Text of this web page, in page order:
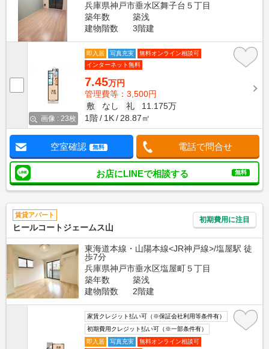
兵庫県神戸市垂水区舞子台５丁目
築年数
築浅
建物階数
3階建
画像 : 23枚
即入居 写真充実
無料オンライン相談可
インターネット無料
7.45万円
管理費等：3,500円
敷
なし 礼
11.175万
1階
1K 28.87㎡
空室確認 無料 電話で問合せ
お店にLINEで相談する 無料
賃貸アパート
ヒールコートジェームス山
初期費用に注目
東海道本線・山陽本線<JR神戸線>/塩屋駅 徒
歩7分
兵庫県神戸市垂水区塩屋町５丁目
築年数
築浅
建物階数
2階建
家賃クレジット払い可（※保証会社利用等条件有）
初期費用クレジット払い可（※一部条件有）
即入居
写真充実
無料オンライン相談可